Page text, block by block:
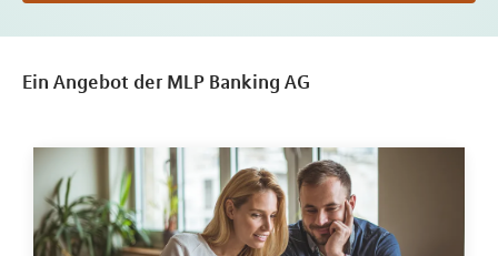
Ein Angebot der MLP Banking AG